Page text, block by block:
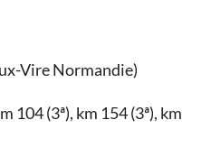
Vire Normandie)
104 (3ª), km 154 (3ª), km